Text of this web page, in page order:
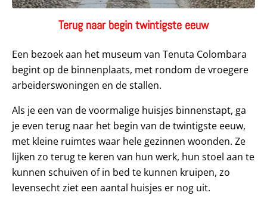
Terug naar begin twintigste eeuw
Een bezoek aan het museum van Tenuta Colombara
begint op de binnenplaats, met rondom de vroegere
arbeiderswoningen en de stallen.
Als je een van de voormalige huisjes binnenstapt, ga
je even terug naar het begin van de twintigste eeuw,
met kleine ruimtes waar hele gezinnen woonden. Ze
lijken zo terug te keren van hun werk, hun stoel aan te
kunnen schuiven of in bed te kunnen kruipen, zo
levensecht ziet een aantal huisjes er nog uit.